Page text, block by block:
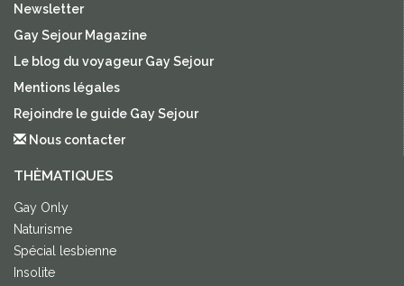
Newsletter
Gay Sejour Magazine
Le blog du voyageur Gay Sejour
Mentions légales
Rejoindre le guide Gay Sejour
Nous contacter
THÈMATIQUES
Gay Only
Naturisme
Spécial lesbienne
Insolite